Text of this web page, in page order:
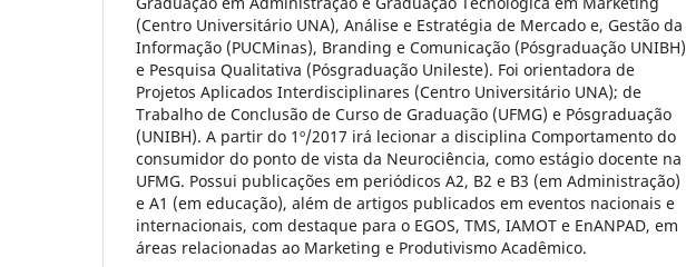
(Centro Universitário UNA), Análise e Estratégia de Mercado e, Gestão da
Informação (PUCMinas), Branding e Comunicação (Pós­graduação UNIBH)
e Pesquisa Qualitativa (Pós­graduação Unileste). Foi orientadora de
Projetos Aplicados Interdisciplinares (Centro Universitário UNA); de
Trabalho de Conclusão de Curso de Graduação (UFMG) e Pós­graduação
(UNIBH). A partir do 1º/2017 irá lecionar a disciplina Comportamento do
consumidor do ponto de vista da Neurociência, como estágio docente na
UFMG. Possui publicações em periódicos A2, B2 e B3 (em Administração)
e A1 (em educação), além de artigos publicados em eventos nacionais e
internacionais, com destaque para o EGOS, TMS, IAMOT e EnANPAD, em
áreas relacionadas ao Marketing e Produtivismo Acadêmico.